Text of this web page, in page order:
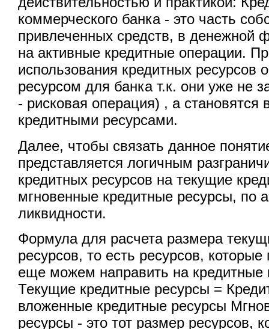
коммерческого банка - это часть
привлеченных средств, в денежной
на активные кредитные операции.
использования кредитных ресурсов
ресурсом для банка т.к. они уже не
- рисковая операция) , а
кредитными ресурсами.
Далее, чтобы связать данное
представляется логичным
кредитных ресурсов на текущие
мгновенные кредитные ресурсы, по
ликвидности.
Формула для расчета размера
ресурсов, то есть ресурсов,
еще можем направить на кредитные
Текущие кредитные ресурсы =
вложенные кредитные ресурсы
ресурсы - это тот размер ресурсов,